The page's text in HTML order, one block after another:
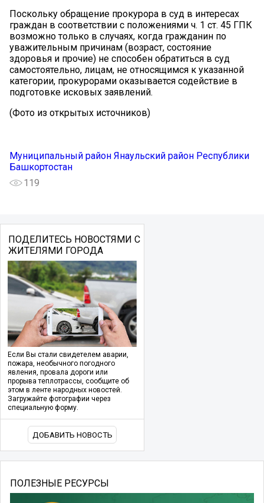
Поскольку обращение прокурора в суд в интересах
граждан в соответствии с положениями ч. 1 ст. 45 ГПК
возможно только в случаях, когда гражданин по
уважительным причинам (возраст, состояние
здоровья и прочие) не способен обратиться в суд
самостоятельно, лицам, не относящимся к указанной
категории, прокурорами оказывается содействие в
подготовке исковых заявлений.
(Фото из открытых источников)
Муниципальный район Янаульский район Республики
Башкортостан
119
ПОДЕЛИТЕСЬ НОВОСТЯМИ С
ЖИТЕЛЯМИ ГОРОДА
Если Вы стали свидетелем аварии,
пожара, необычного погодного
явления, провала дороги или
прорыва теплотрассы, сообщите об
этом в ленте народных новостей.
Загружайте фотографии через
специальную форму.
ДОБАВИТЬ НОВОСТЬ
ПОЛЕЗНЫЕ РЕСУРСЫ